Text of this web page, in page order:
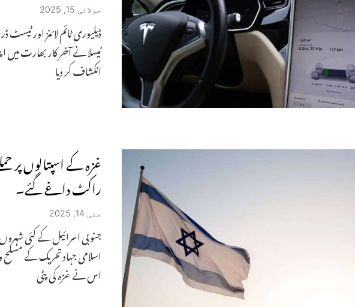
جولائی 15, 2025
ڈیلیوری ٹائم لائنز اور ٹیسٹ
ٹیسلا نے آخر کار بھارت میں
انکشاف کر دیا
غزہ کے اسپتالوں پر
راکٹ داغے گئے۔
مئی 14, 2025
جنوبی اسرائیل کے کئی
اسلامی جہاد تحریک کے
اس نے غزہ کی پٹی